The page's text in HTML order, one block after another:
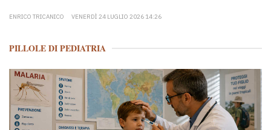
ENRICO TRICANICO VENERDÌ 24 LUGLIO 2026 14:26
PILLOLE DI PEDIATRIA